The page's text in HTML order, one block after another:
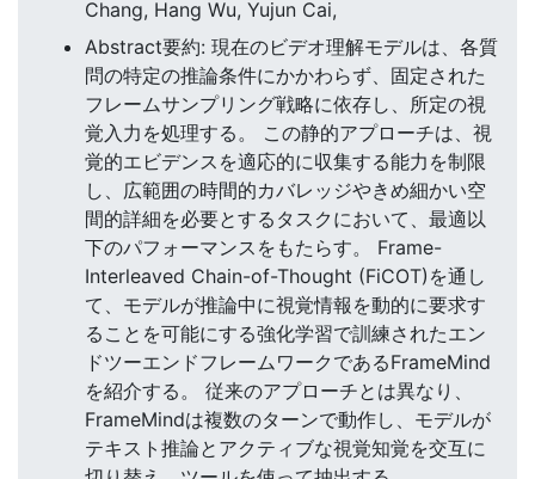
Chang, Hang Wu, Yujun Cai,
Abstract要約: 現在のビデオ理解モデルは、各質
問の特定の推論条件にかかわらず、固定された
フレームサンプリング戦略に依存し、所定の視
覚入力を処理する。 この静的アプローチは、視
覚的エビデンスを適応的に収集する能力を制限
し、広範囲の時間的カバレッジやきめ細かい空
間的詳細を必要とするタスクにおいて、最適以
下のパフォーマンスをもたらす。 Frame-
Interleaved Chain-of-Thought (FiCOT)を通し
て、モデルが推論中に視覚情報を動的に要求す
ることを可能にする強化学習で訓練されたエン
ドツーエンドフレームワークであるFrameMind
を紹介する。 従来のアプローチとは異なり、
FrameMindは複数のターンで動作し、モデルが
テキスト推論とアクティブな視覚知覚を交互に